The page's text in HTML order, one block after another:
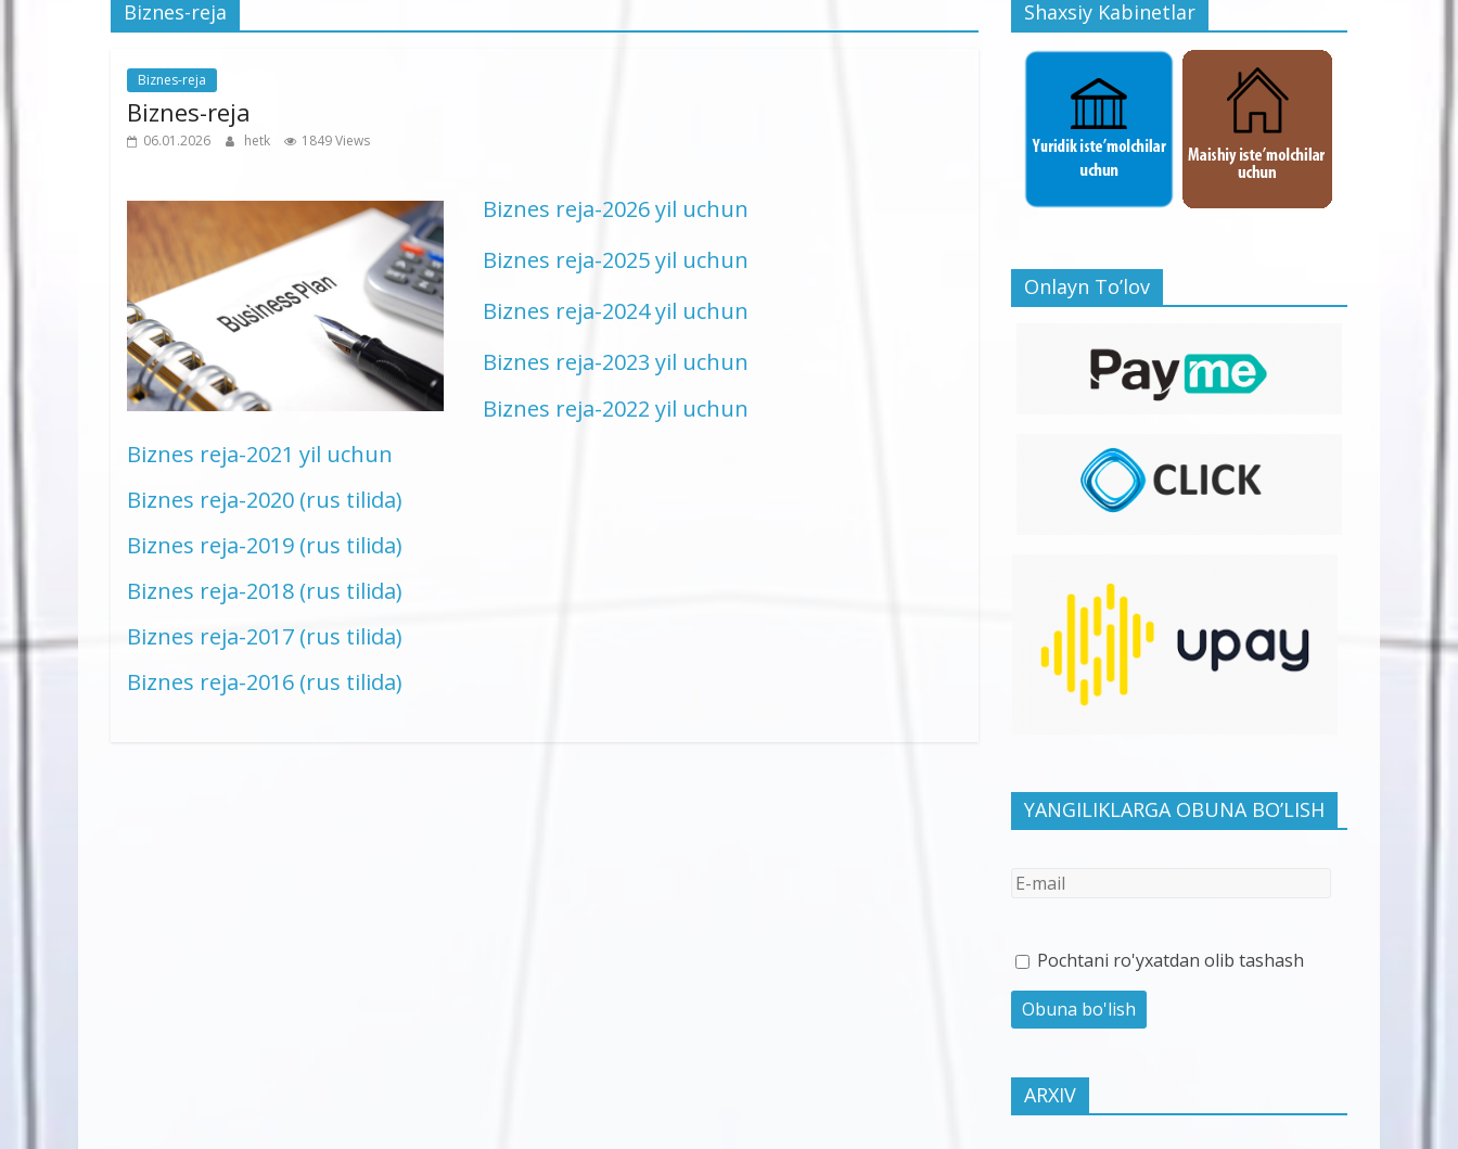
Biznes-reja
Biznes-reja
Biznes-reja
06.01.2026 hetk 1849 Views
Biznes reja-2026 yil uchun
Biznes reja-2025 yil uchun
Biznes reja-2024 yil uchun
Biznes reja-2023 yil uchun
Biznes reja-2022 yil uchun
Biznes reja-2021 yil uchun
Biznes reja-2020 (rus tilida)
Biznes reja-2019 (rus tilida)
Biznes reja-2018 (rus tilida)
Biznes reja-2017 (rus tilida)
Biznes reja-2016 (rus tilida)
Shaxsiy Kabinetlar
Onlayn To’lov
YANGILIKLARGA OBUNA BO’LISH
Pochtani ro'yxatdan olib tashash
ARXIV